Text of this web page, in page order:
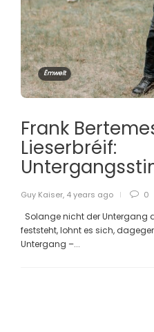
Ëmwelt
Frank
Lieserbréif:
Guy Kaiser, 4 years ago 0
Solange nicht der Untergang
feststeht, lohnt es sich,
Untergang –...